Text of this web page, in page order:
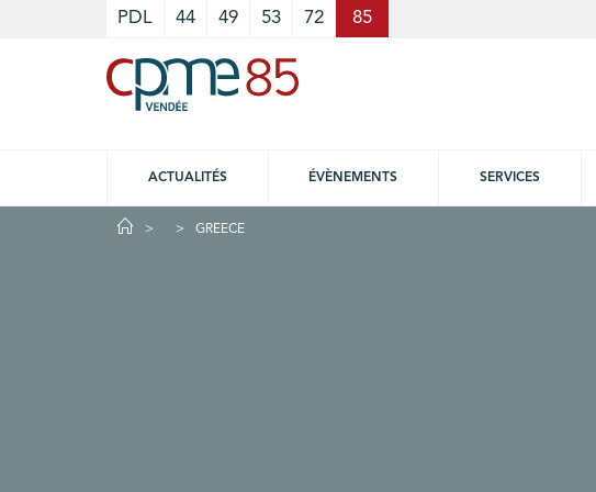
PDL 44 49 53 72 85
ACTUALITÉS ÉVÈNEMENTS SERVICES
GREECE
Cookies management panel